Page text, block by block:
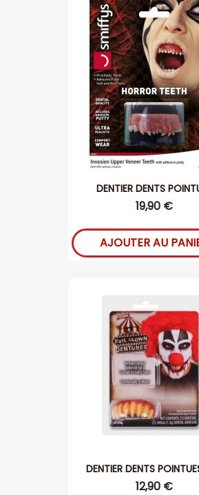
DENTIER DENTS
19,90 €
AJOUTER AU
DENTIER DENTS
12,90 €